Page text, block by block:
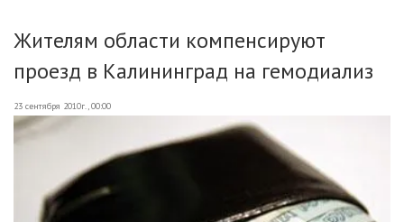
Жителям области компенсируют
проезд в Калининград на гемодиализ
23 сентября 2010г., 00:00